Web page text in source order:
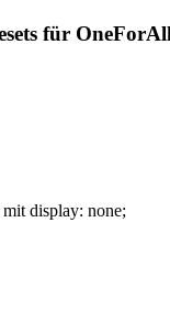
für
display: none;